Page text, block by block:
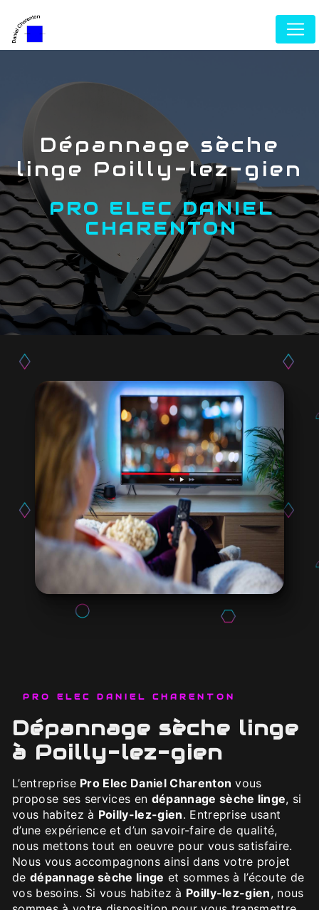
dépannage sèche
linge Poilly-lez-gien
PRO ELEC DANIEL
CHARENTON
PRO ELEC DANIEL CHARENTON
dépannage sèche linge
à Poilly-lez-gien
L’entreprise Pro Elec Daniel Charenton vous
propose ses services en dépannage sèche linge, si
vous habitez à Poilly-lez-gien. Entreprise usant
d’une expérience et d’un savoir-faire de qualité,
nous mettons tout en oeuvre pour vous satisfaire.
Nous vous accompagnons ainsi dans votre projet
de dépannage sèche linge et sommes à l’écoute de
vos besoins. Si vous habitez à Poilly-lez-gien, nous